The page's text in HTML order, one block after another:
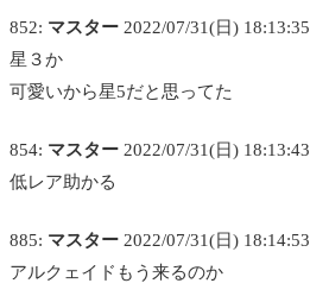
852: マスター 2022/07/31(日) 18:13:35
星３か
可愛いから星5だと思ってた
854: マスター 2022/07/31(日) 18:13:43
低レア助かる
885: マスター 2022/07/31(日) 18:14:53
アルクェイドもう来るのか